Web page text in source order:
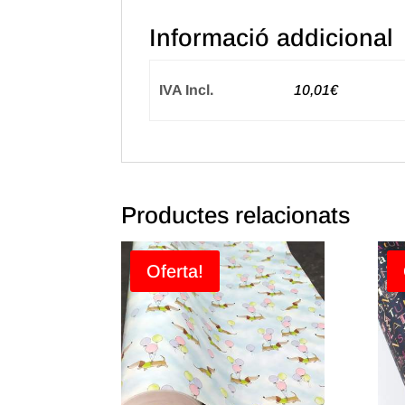
Informació addicional
IVA Incl. 10,01€
Productes relacionats
Oferta!